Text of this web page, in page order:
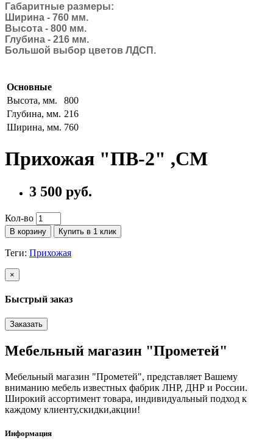
Габаритные размеры:
Ширина - 760 мм.
Высота - 800 мм.
Глубина - 216 мм.
Большой выбор цветов ЛДСП.
Основные
Высота, мм.
800
Глубина, мм. 216
Ширина, мм. 760
Прихожая "ПВ-2" ,СМ
3 500 руб.
Кол-во
В корзину Купить в 1 клик
Теги: Прихожая
×
Быстрый заказ
Заказать
Мебельный магазин "Прометей"
Мебельный магазин "Прометей", представляет Вашему
вниманию мебель известных фабрик ЛНР, ДНР и России.
Широкий ассортимент товара, индивидуальный подход к
каждому клиенту,скидки,акции!
Информация